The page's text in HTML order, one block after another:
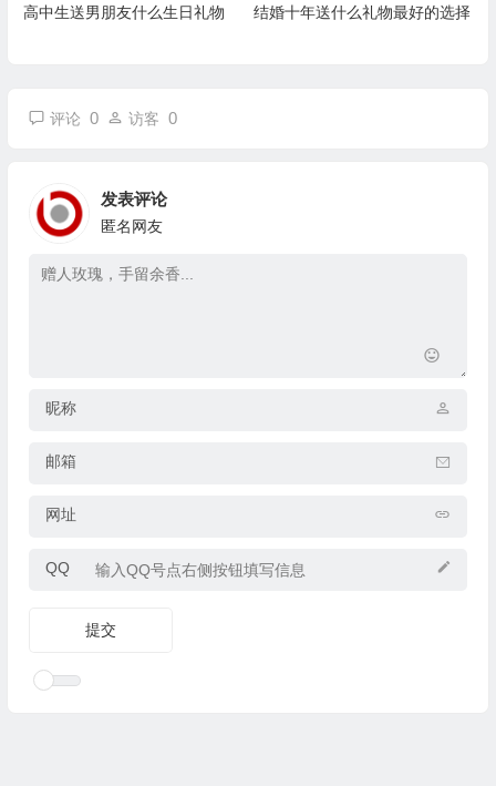
高中生送男朋友什么生日礼物 结婚十年送什么礼物最好的选择
评论 0 访客 0
发表评论
匿名网友
昵称
邮箱
网址
QQ